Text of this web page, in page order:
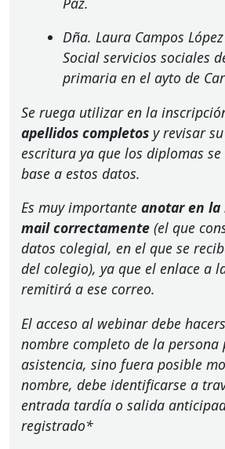
Dña. Laura Campos López
Social servicios sociales
primaria en el ayto de
Se ruega utilizar en la
apellidos completos y revisar
escritura ya que los diplomas
base a estos datos.
Es muy importante anotar en la
mail correctamente (el que
datos colegial, en el que se
del colegio), ya que el enlace a
remitirá a ese correo.
El acceso al webinar debe
nombre completo de la
asistencia, sino fuera posible
nombre, debe identificarse a
entrada tardía o salida
registrado*